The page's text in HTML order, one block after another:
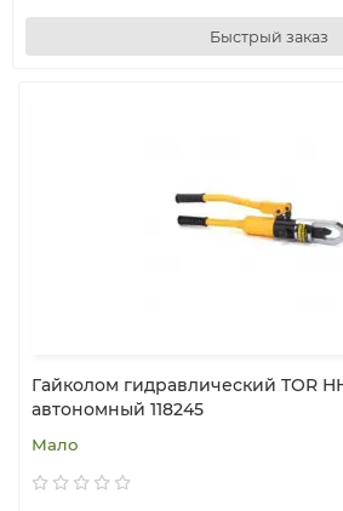
Быстрый заказ
Гайколом гидравлический TOR
автономный 118245
Мало